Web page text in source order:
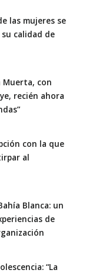
las mujeres se
calidad de
Muerta, con
recién ahora
con la que
al
Blanca: un
de
“La